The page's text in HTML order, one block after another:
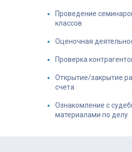
Проведение
классов
Оценочная
Проверка
Открытие/закрытие
счета
Ознакомление с
материалами по делу